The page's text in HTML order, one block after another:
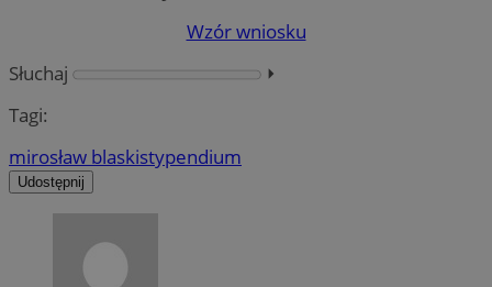
Wzór wniosku
Słuchaj
⏵︎
Tagi:
mirosław blaskistypendium
Udostępnij